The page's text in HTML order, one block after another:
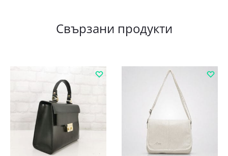
Свързани продукти